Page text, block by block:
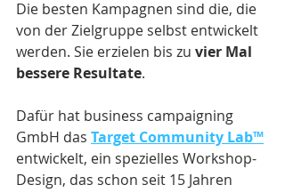
Die besten Kampagnen sind die, die
von der Zielgruppe selbst entwickelt
werden. Sie erzielen bis zu vier Mal
bessere Resultate.
Dafür hat business campaigning
GmbH das Target Community Lab™
entwickelt, ein spezielles Workshop-
Design, das schon seit 15 Jahren